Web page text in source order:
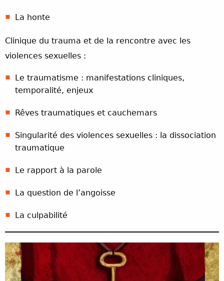
La honte
Clinique du trauma et de la rencontre avec les
violences sexuelles :
Le traumatisme : manifestations cliniques,
temporalité, enjeux
Rêves traumatiques et cauchemars
Singularité des violences sexuelles : la dissociation
traumatique
Le rapport à la parole
La question de l’angoisse
La culpabilité